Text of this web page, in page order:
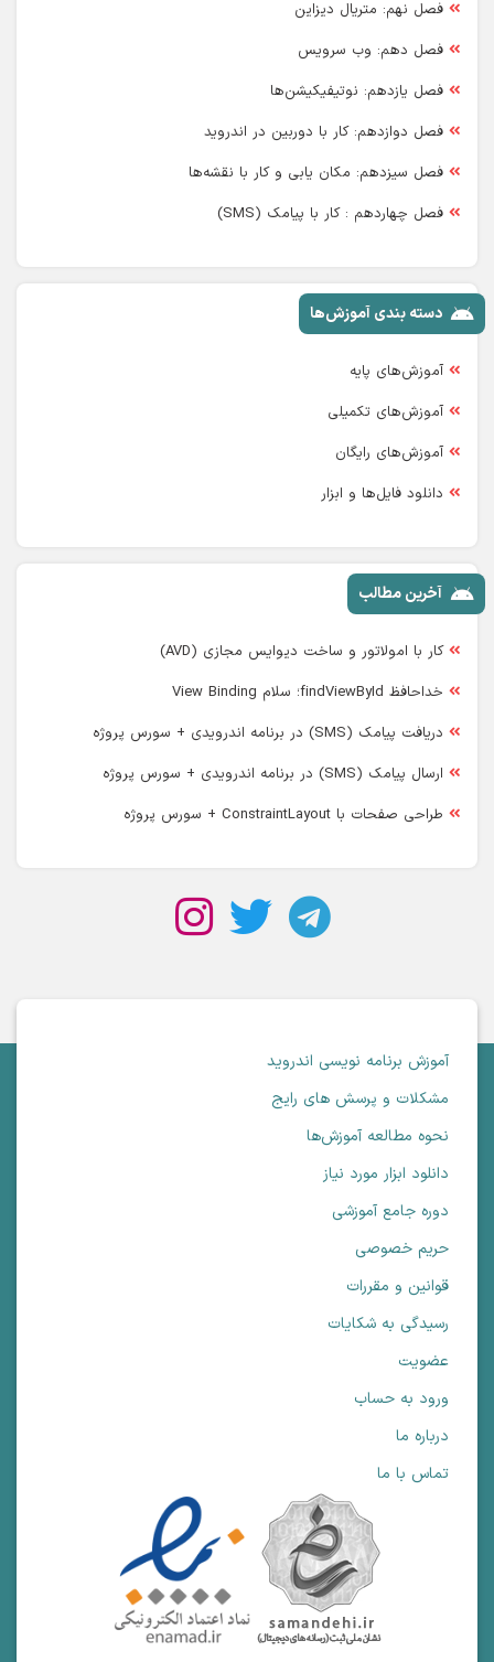
فصل نهم: متریال دیزاین
فصل دهم: وب سرویس
فصل یازدهم: نوتیفیکیشن‌ها
فصل دوازدهم: کار با دوربین در اندروید
فصل سیزدهم: مکان یابی و کار با نقشه‌ها
فصل چهاردهم : کار با پیامک (SMS)
دسته بندی آموزش‌ها
آموزش‌های پایه
آموزش‌های تکمیلی
آموزش‌های رایگان
دانلود فایل‌ها و ابزار
آخرین مطالب
کار با امولاتور و ساخت دیوایس مجازی (AVD)
خداحافظ findViewById؛ سلام View Binding
دریافت پیامک (SMS) در برنامه اندرویدی + سورس پروژه
ارسال پیامک (SMS) در برنامه اندرویدی + سورس پروژه
طراحی صفحات با ConstraintLayout + سورس پروژه
آموزش برنامه نویسی اندروید
مشکلات و پرسش های رایج
نحوه مطالعه آموزش‌ها
دانلود ابزار مورد نیاز
دوره جامع آموزشی
حریم خصوصی
قوانین و مقررات
رسیدگی به شکایات
عضویت
ورود به حساب
درباره ما
تماس با ما